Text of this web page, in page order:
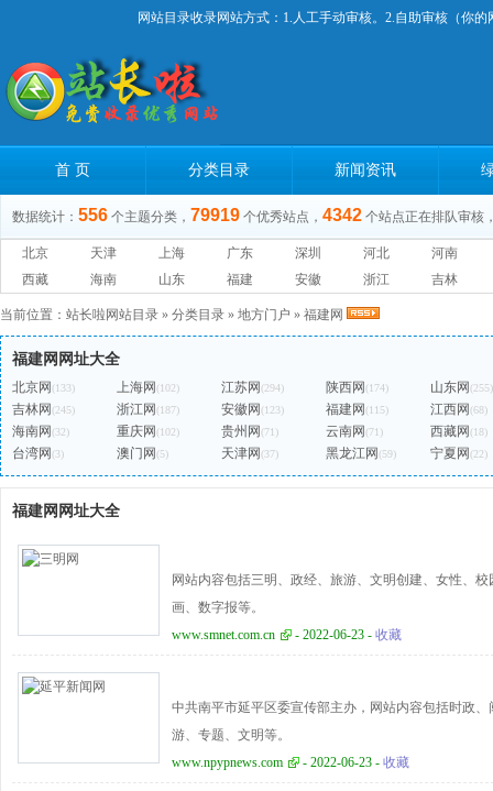
网站目录收录网站方式：1.人工手动审核。2.自助审核（你
首 页 分类目录 新闻资讯
数据统计： 556 个主题分类， 79919 个优秀站点， 4342 个站点正在排队审核
北京 天津 上海 广东 深圳 河北
河南
西藏
海南 山东 福建 安徽 浙江 吉林
当前位置： 站长啦网站目录 » 分类目录 » 地方门户 » 福建网
福建网网址大全
北京网(133) 上海网(102) 江苏网(294) 陕西网(174) 山东网(255)
吉林网(245) 浙江网(187) 安徽网(123) 福建网(115) 江西网(68)
海南网(32) 重庆网(102) 贵州网(71) 云南网(71) 西藏网(18)
台湾网(3) 澳门网(5) 天津网(37) 黑龙江网(59) 宁夏网(22)
福建网网址大全
网站内容包括三明、政经、旅游、文明创建、女性、
画、数字报等。
www.smnet.com.cn
- 2022-06-23 - 收藏
中共南平市延平区委宣传部主办，网站内容包括时政
游、专题、文明等。
www.npypnews.com
- 2022-06-23 - 收藏